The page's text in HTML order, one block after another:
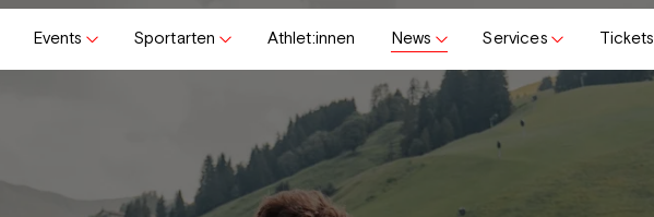
Events Sportarten Athlet:innen News Services Tickets